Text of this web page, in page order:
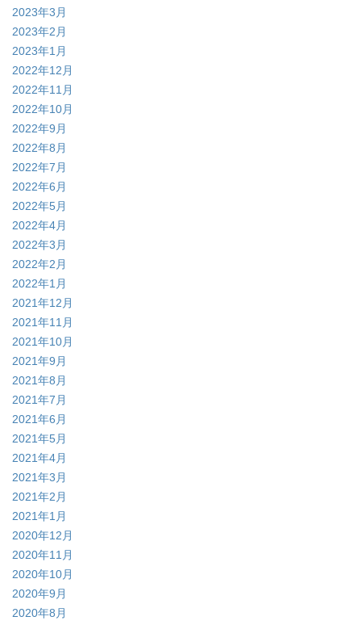
2023年3月
2023年2月
2023年1月
2022年12月
2022年11月
2022年10月
2022年9月
2022年8月
2022年7月
2022年6月
2022年5月
2022年4月
2022年3月
2022年2月
2022年1月
2021年12月
2021年11月
2021年10月
2021年9月
2021年8月
2021年7月
2021年6月
2021年5月
2021年4月
2021年3月
2021年2月
2021年1月
2020年12月
2020年11月
2020年10月
2020年9月
2020年8月